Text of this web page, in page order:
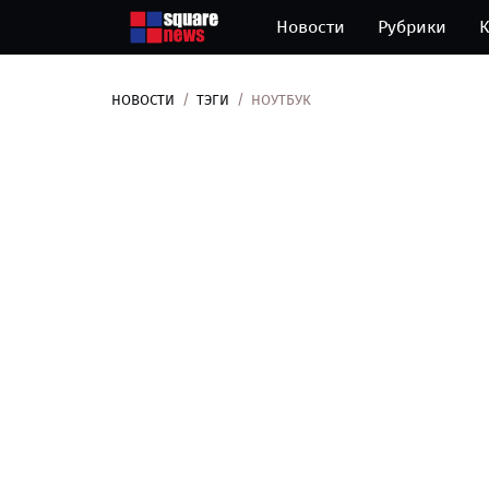
Новости Рубрики
НОВОСТИ ТЭГИ НОУТБУК